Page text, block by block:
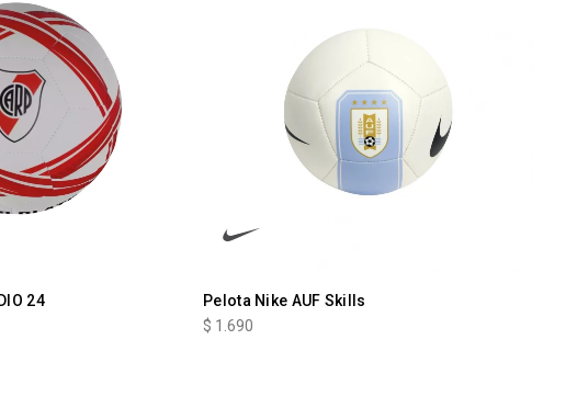
24
Pelota Nike AUF Skills
$ 1.690